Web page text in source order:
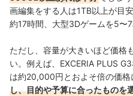
画編集をする人は1TB以上が目
約17時間、大型3Dゲームを5〜7
ただし、容量が大きいほど価格
い。例えば、EXCERIA PLUS
は約20,000円とおよそ倍の価格
し、目的や予算に合ったものを